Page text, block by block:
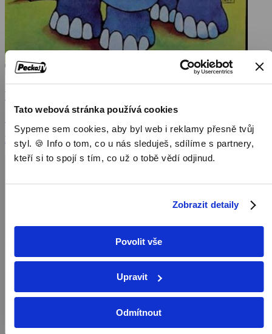
Tato webová stránka používá cookies
Sypeme sem cookies, aby byl web i reklamy přesně tvůj
styl. 🍪 Info o tom, co u nás sleduješ, sdílíme s partnery,
kteří si to spojí s tím, co už o tobě vědí odjinud.
Zobrazit detaily
Povolit vše
Upravit
Odmítnout
Velké putování Bolka a Lolka
Filmy / Animovaný / Rodinné filmy